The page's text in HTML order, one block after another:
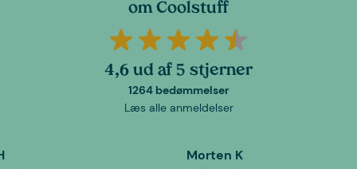
om Coolstuff
4,6 ud af 5 stjerner
1264 bedømmelser
Læs alle anmeldelser
Morten K